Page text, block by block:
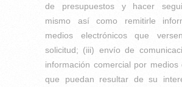
de presupuestos y hacer
mismo así como remitirle
medios electrónicos que
solicitud; (iii) envío de
información comercial por medios
que puedan resultar de su